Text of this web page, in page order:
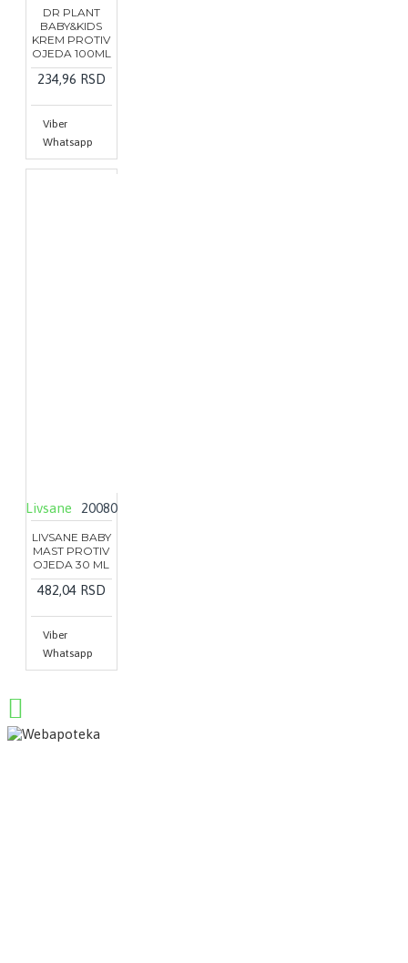
DR PLANT
BABY&KIDS
KREM PROTIV
OJEDA 100ML
234,96 RSD
Viber
Whatsapp
Livsane 20080
LIVSANE BABY
MAST PROTIV
OJEDA 30 ML
482,04 RSD
Viber
Whatsapp